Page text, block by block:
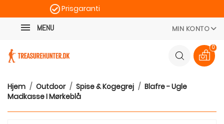
Prisgaranti
MENU MIN KONTO
0
Hjem Outdoor Spise & Kogegrej
Blafre - Ugle
Madkasse I Mørkeblå